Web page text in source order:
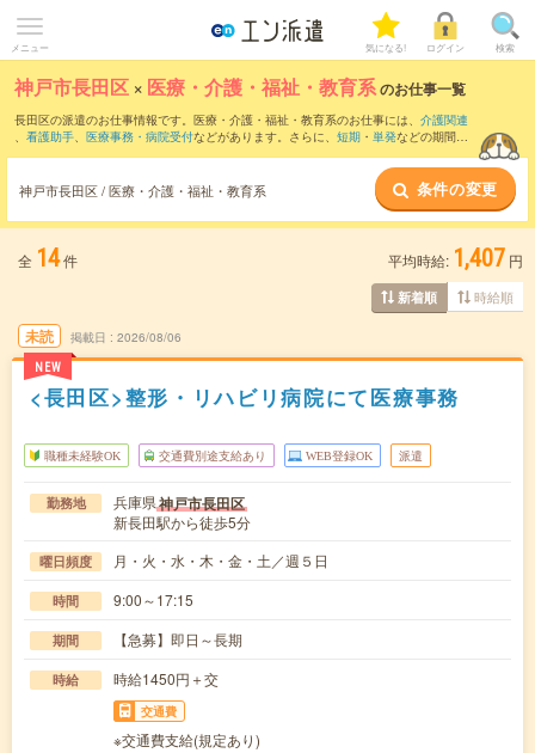
メニュー 気になる! ログイン 検索
神戸市長田区 × 医療・介護・福祉・教育系のお仕事一覧
長田区の派遣のお仕事情報です。医療・介護・福祉・教育系のお仕事には、 介護関連
、 看護助手、 医療事務・病院受付などがあります。さらに、 短期 ・ 単発などの期間
神戸市長田区 / 医療・介護・福祉・教育系 条件の変更
全 14件 平均時給: 1,407 円
新着順 時給順
未読
NEW
掲載日 2026/08/06
<長田区>整形・リハビリ病院にて医療事務
職種未経験OK 交通費別途支給あり WEB登録OK 派遣
勤務地 兵庫県神戸市長田区
新長田駅から徒歩5分
曜日頻度 月・火・水・木・金・土／週５日
時間 9:00～17:15
期間 【急募】即日～長期
時給 時給1450円＋交
交通費
※交通費支給(規定あり)